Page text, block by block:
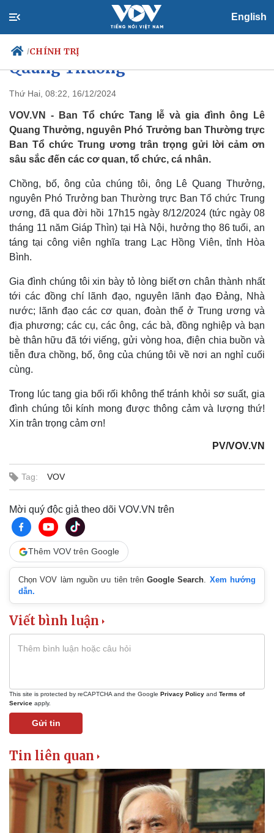
English
/CHÍNH TRỊ
Chính trị
Đảng
Tổ chức nhân sự
Quốc hội
Xã hội
Tin 24h
Dự báo thời tiết
Giáo dục
Việc làm
Biển đảo
Thế giới
Quan sát
Cuộc sống đó đây
Hồ sơ
Lời cảm tạ của gia đình ông Lê
Quang Thưởng
Thứ Hai, 08:22, 16/12/2024
VOV.VN - Ban Tổ chức Tang lễ và gia đình ông Lê
Quang Thưởng, nguyên Phó Trưởng ban Thường trực
Ban Tổ chức Trung ương trân trọng gửi lời cảm ơn
sâu sắc đến các cơ quan, tổ chức, cá nhân.
Chồng, bố, ông của chúng tôi, ông Lê Quang Thưởng,
nguyên Phó Trưởng ban Thường trực Ban Tổ chức Trung
ương, đã qua đời hồi 17h15 ngày 8/12/2024 (tức ngày 08
tháng 11 năm Giáp Thìn) tại Hà Nội, hưởng thọ 86 tuổi, an
táng tại công viên nghĩa trang Lạc Hồng Viên, tỉnh Hòa
Bình.
Gia đình chúng tôi xin bày tỏ lòng biết ơn chân thành nhất
tới các đồng chí lãnh đạo, nguyên lãnh đạo Đảng, Nhà
nước; lãnh đạo các cơ quan, đoàn thể ở Trung ương và
địa phương; các cụ, các ông, các bà, đồng nghiệp và bạn
bè thân hữu đã tới viếng, gửi vòng hoa, điện chia buồn và
tiễn đưa chồng, bố, ông của chúng tôi về nơi an nghỉ cuối
cùng.
Trong lúc tang gia bối rối không thể tránh khỏi sơ suất, gia
đình chúng tôi kính mong được thông cảm và lượng thứ!
Xin trân trọng cảm ơn!
PV/VOV.VN
Tag: VOV
Mời quý độc giả theo dõi VOV.VN trên
Thêm VOV trên Google
Chọn VOV làm nguồn ưu tiên trênGoogle Search. Xem hướng
dẫn.
Viết bình luận
This site is protected by reCAPTCHA and the Google Privacy Policy and Terms of
Service apply.
Gửi tin
Tin liên quan